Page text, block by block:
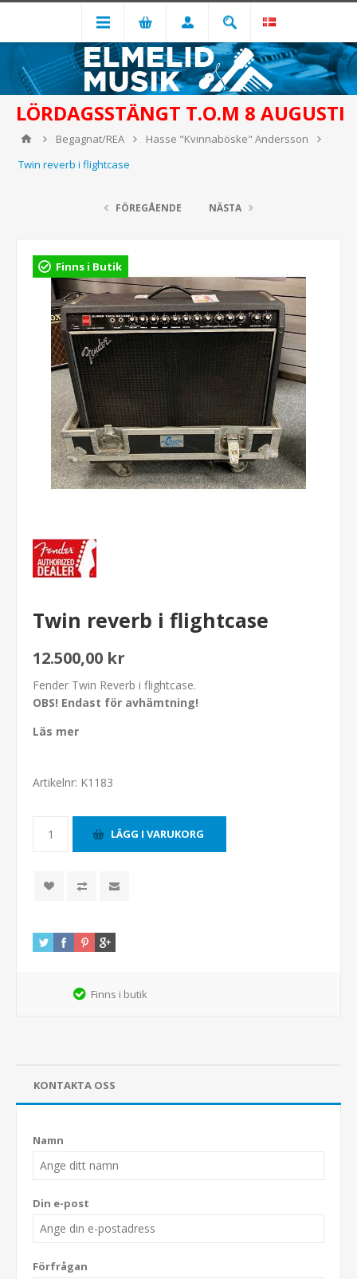
LÖRDAGSSTÄNGT T.O.M 8 AUGUSTI
Begagnat/REA
Hasse "Kvinnaböske" Andersson
Twin reverb i flightcase
FÖREGÅENDE NÄSTA
Finns i Butik
Twin reverb i flightcase
12.500,00 kr
Fender Twin Reverb i flightcase.
OBS! Endast för avhämtning!
Läs mer
Artikelnr: K1183
Finns i butik
KONTAKTA OSS
Namn
Din e-post
Förfrågan